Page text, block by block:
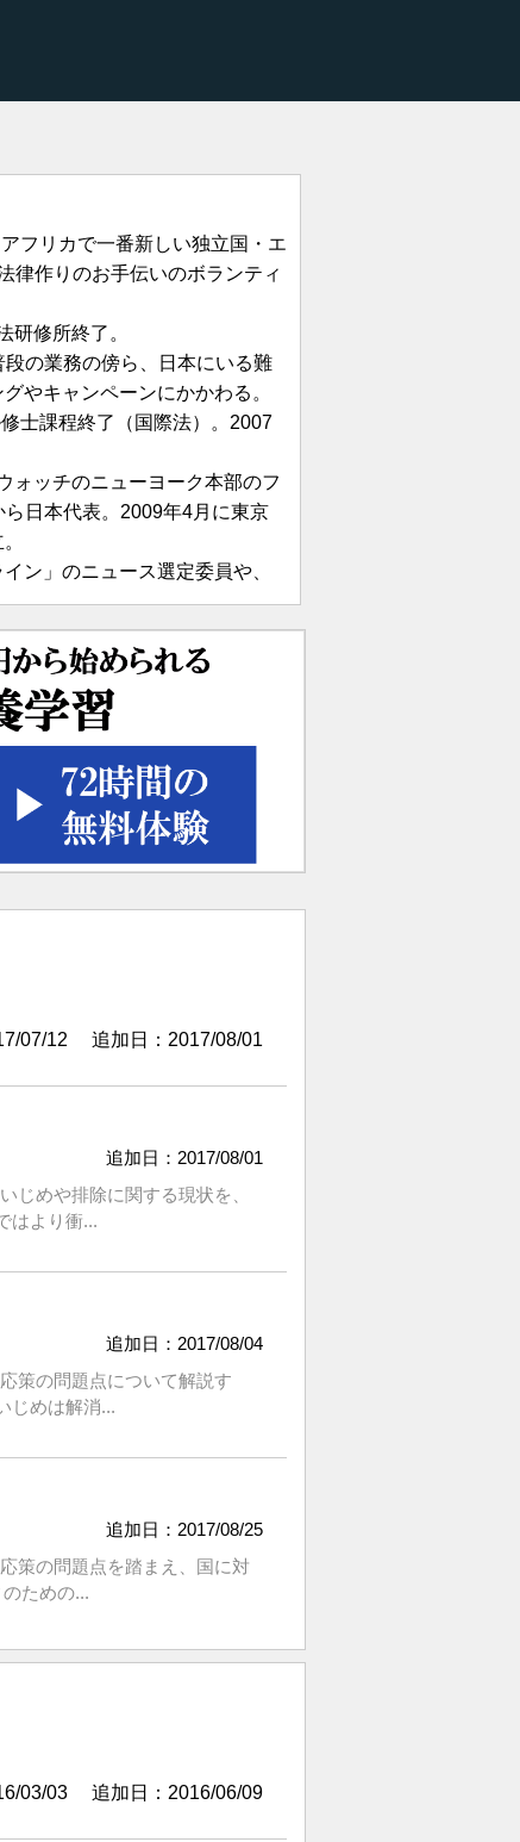
フリカで一番新しい独立国・エ
律作りのお手伝いのボランティ
研修所終了。
の業務の傍ら、日本にいる難
やキャンペーンにかかわる。
士課程終了（国際法）。2007
ォッチのニューヨーク本部のフ
日本代表。2009年4月に東京
ン」のニュース選定委員や、
スターを務めた。2010年エイボ
） Young Global Leader
年～13年）。
る世界に向けて」（小学館
書店 2005年）、「テキストブ
など。
07/12 追加日：2017/08/01
追加日：2017/08/01
じめや排除に関する現状を、
はより衝...
追加日：2017/08/04
策の問題点について解説す
じめは解消...
追加日：2017/08/25
策の問題点を踏まえ、国に対
ための...
03/03 追加日：2016/06/09